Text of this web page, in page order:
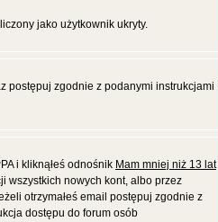
jako użytkownik ukryty.
postępuj zgodnie z podanymi instrukcjami
i kliknąłeś odnośnik Mam mniej niż 13 lat
wszystkich nowych kont, albo przez
otrzymałeś email postępuj zgodnie z
dostępu do forum osób